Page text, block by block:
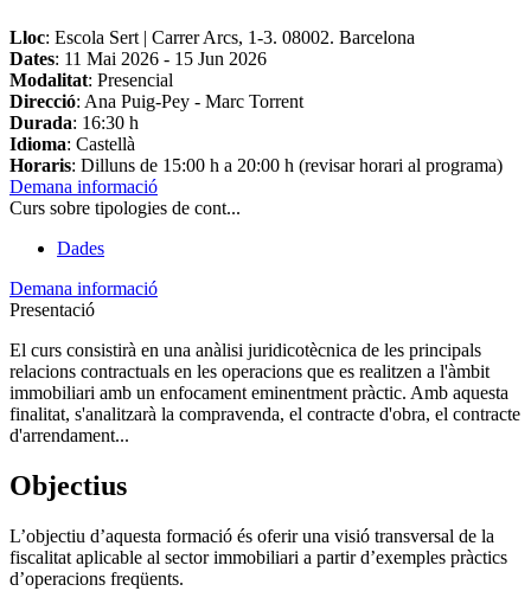
Lloc: Escola Sert | Carrer Arcs, 1-3. 08002. Barcelona
Dates: 11 Mai 2026 - 15 Jun 2026
Modalitat: Presencial
Direcció: Ana Puig-Pey - Marc Torrent
Durada: 16:30 h
Idioma: Castellà
Horaris: Dilluns de 15:00 h a 20:00 h (revisar horari al programa)
Demana informació
Curs sobre tipologies de cont...
Dades
Demana informació
Presentació
El curs consistirà en una anàlisi juridicotècnica de les principals
relacions contractuals en les operacions que es realitzen a l'àmbit
immobiliari amb un enfocament eminentment pràctic. Amb aquesta
finalitat, s'analitzarà la compravenda, el contracte d'obra, el contracte
d'arrendament...
Objectius
L’objectiu d’aquesta formació és oferir una visió transversal de la
fiscalitat aplicable al sector immobiliari a partir d’exemples pràctics
d’operacions freqüents.